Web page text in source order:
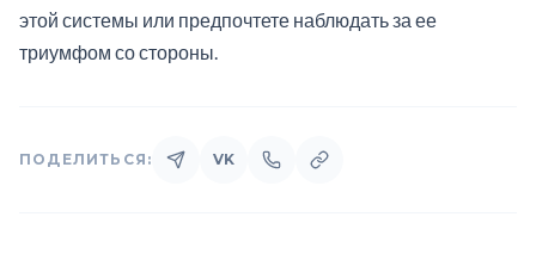
этой системы или предпочтете наблюдать за ее
триумфом со стороны.
ПОДЕЛИТЬСЯ: VK